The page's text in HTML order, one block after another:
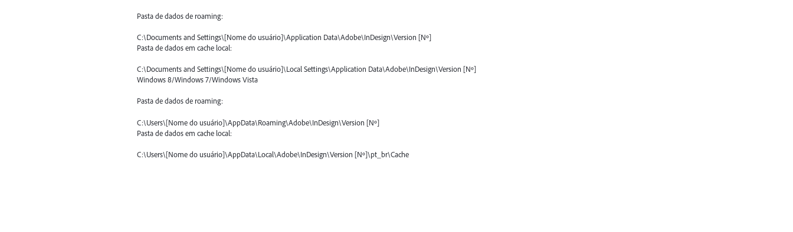
Pasta de dados de roaming:
C:\Documents and Settings\[Nome do usuário]\Application Data\Adobe\InDesign\Version [Nº]
Pasta de dados em cache local:
C:\Documents and Settings\[Nome do usuário]\Local Settings\Application Data\Adobe\InDesign\Version [Nº]
Windows 8/Windows 7/Windows Vista
Pasta de dados de roaming:
C:\Users\[Nome do usuário]\AppData\Roaming\Adobe\InDesign\Version [Nº]
Pasta de dados em cache local:
C:\Users\[Nome do usuário]\AppData\Local\Adobe\InDesign\Version [Nº]\pt_br\Cache